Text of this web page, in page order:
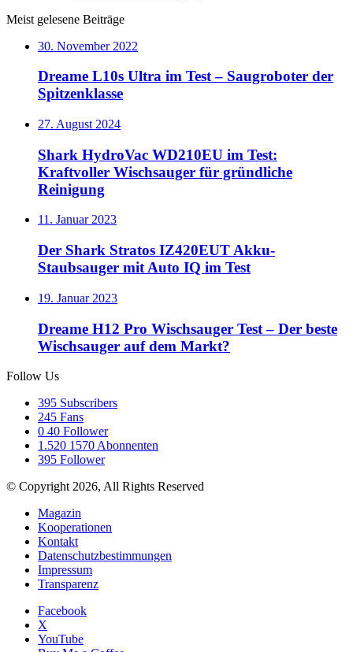
Meist gelesene Beiträge
30. November 2022
Dreame L10s Ultra im Test – Saugroboter der
Spitzenklasse
27. August 2024
Shark HydroVac WD210EU im Test:
Kraftvoller Wischsauger für gründliche
Reinigung
11. Januar 2023
Der Shark Stratos IZ420EUT Akku-
Staubsauger mit Auto IQ im Test
19. Januar 2023
Dreame H12 Pro Wischsauger Test – Der beste
Wischsauger auf dem Markt?
Follow Us
395 Subscribers
245 Fans
0 40 Follower
1.520 1570 Abonnenten
395 Follower
© Copyright 2026, All Rights Reserved
Magazin
Kooperationen
Kontakt
Datenschutzbestimmungen
Impressum
Transparenz
Facebook
X
YouTube